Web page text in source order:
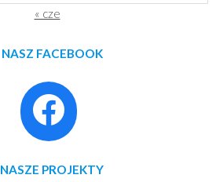
« cze
NASZ FACEBOOK
NASZE PROJEKTY